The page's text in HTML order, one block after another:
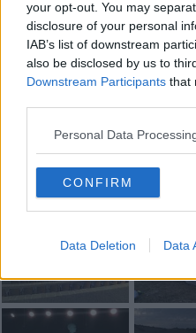
your opt-out. You may
disclosure of your personal
IAB’s list of downstream
also be disclosed by us to
Downstream Participants that
Personal Data
CONFIRM
Data Deletion Data
Newsletter QUInews -
alle 20:00 direttamente nella
Basta cliccare QUI
Fotogallery